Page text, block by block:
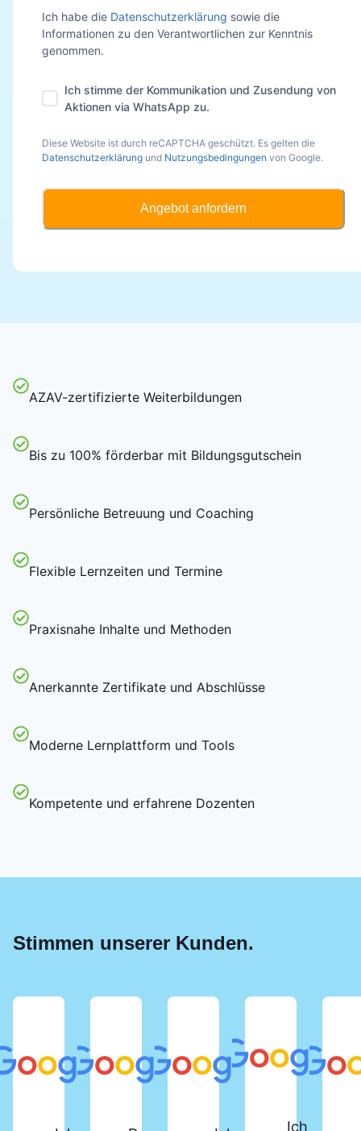
Ich habe die Datenschutzerklärung sowie die
Informationen zu den Verantwortlichen zur Kenntnis
genommen.
Ich stimme der Kommunikation und Zusendung von
Aktionen via WhatsApp zu.
Diese Website ist durch reCAPTCHA geschützt. Es gelten die
Datenschutzerklärung und Nutzungsbedingungen von Google.
Angebot anfordern
AZAV-zertifizierte Weiterbildungen
Bis zu 100% förderbar mit Bildungsgutschein
Persönliche Betreuung und Coaching
Flexible Lernzeiten und Termine
Praxisnahe Inhalte und Methoden
Anerkannte Zertifikate und Abschlüsse
Moderne Lernplattform und Tools
Kompetente und erfahrene Dozenten
Stimmen unserer Kunden.
Ich habe